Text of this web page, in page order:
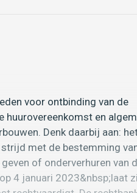
voor ontbinding van de
huurovereenkomst en
Denk daarbij aan:
met de bestemming
of onderverhuren van
4 januari 2023&nbsp;laat